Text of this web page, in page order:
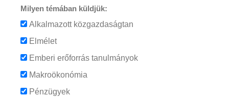
Milyen témában küldjük:
Alkalmazott közgazdaságtan
Elmélet
Emberi erőforrás tanulmányok
Makroökonómia
Pénzügyek